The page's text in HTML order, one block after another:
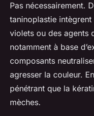
Pas nécessairement.
taninoplastie
violets ou des agents
notamment à base
composants
agresser la couleur.
pénétrant que la
mèches.